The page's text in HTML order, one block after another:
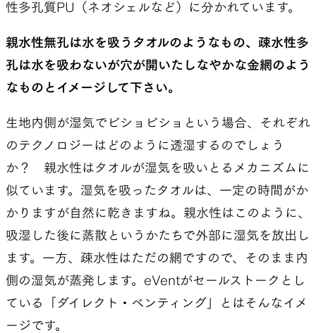
性多孔質PU（ネオシェルなど）に分かれています。
親水性無孔は水を吸うタオルのようなもの、疎水性多
孔は水を吸わないが穴が開いたしなやかな金網のよう
なものとイメージして下さい。
生地内側が湿気でビショビショという場合、それぞれ
のテクノロジーはどのように透湿するのでしょう
か？ 親水性はタオルが湿気を吸いとるメカニズムに
似ています。湿気を吸ったタオルは、一定の時間がか
かりますが自然に乾きますね。親水性はこのように、
吸湿した後に蒸散というかたちで外部に湿気を放出し
ます。一方、疎水性はただの網ですので、そのまま内
側の湿気が蒸発します。eVentがセールストークとし
ている「ダイレクト・ベンティング」とはそんなイメ
ージです。